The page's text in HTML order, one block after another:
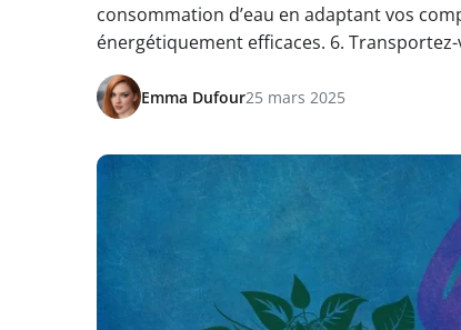
consommation d’eau en adaptant vos
énergétiquement efficaces. 6.
Emma Dufour25 mars 2025